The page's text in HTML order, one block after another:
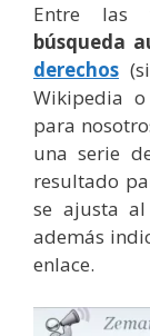
Entre las
búsqueda
derechos
Wikipedia
para
una serie
resultado
se ajusta
además
enlace.